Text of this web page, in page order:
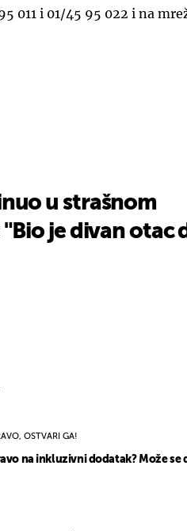
011 i 01/45 95 022 i na
u strašnom
je divan otac
OSTVARI GA!
na inkluzivni dodatak? Može se